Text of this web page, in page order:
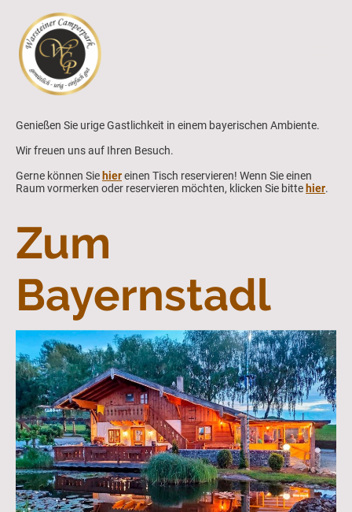
Genießen Sie urige Gastlichkeit in einem bayerischen Ambiente.
Wir freuen uns auf Ihren Besuch.
Gerne können Sie hiereinen Tisch reservieren! Wenn Sie einen
Raum vormerken oder reservieren möchten, klicken Sie bitte hier.
Zum
Bayernstadl